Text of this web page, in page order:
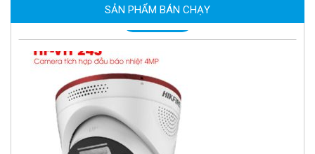
SẢN PHẨM BÁN CHẠY
MUA NGAY